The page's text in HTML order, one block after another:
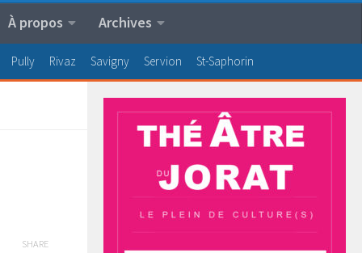
À propos Archives
Pully Rivaz Savigny Servion St-Saphorin
SHARE